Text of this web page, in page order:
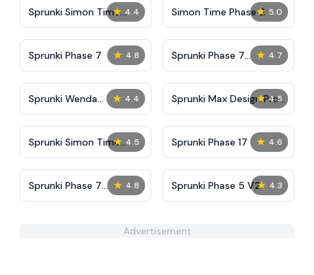
★ 4.4
Sprunki Simon Time
Phase 2
★ 5.0
Simon Time Phase 2
★ 4.8
Sprunki Phase 7 ★ 4.7
Sprunki Phase 7
Definitive (Fanmade)
★ 4.4
Sprunki Wenda
Treatment Phase 40
★ 4.5
Sprunki Max Design Pro
Phase 3
★ 4.5
Sprunki Simon Time
PHASE 3
★ 4.6
Sprunki Phase 17
★ 4.8
Sprunki Phase 7
Remastered
★ 4.3
Sprunki Phase 5 V2
Advertisement